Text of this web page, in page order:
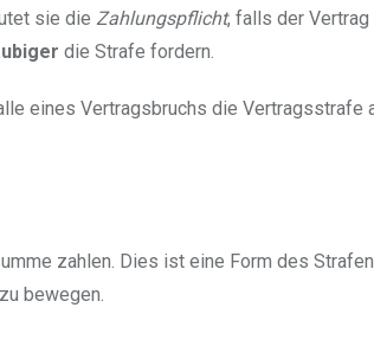
sie die Zahlungspflicht, falls der Vertrag
die Strafe fordern.
eines Vertragsbruchs die Vertragsstrafe
zahlen. Dies ist eine Form des
bewegen.